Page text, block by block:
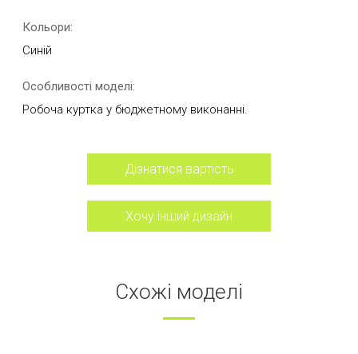
Кольори:
Синій
Особливості моделі:
Робоча куртка у бюджетному виконанні.
Дізнатися вартість
Хочу інший дизайн
Схожі моделі